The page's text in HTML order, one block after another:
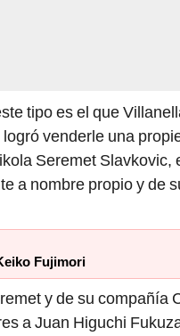
tipo es el que
venderle una
Seremet Slavkovic,
a nombre propio y de
Fujimori
y de su compañía
a Juan Higuchi